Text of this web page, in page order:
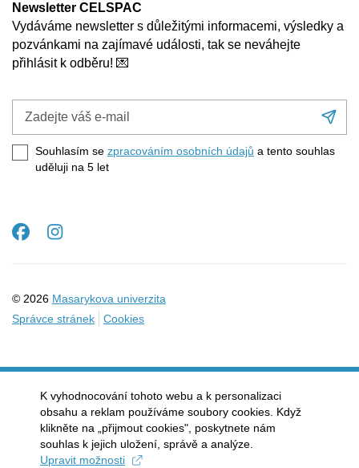
Newsletter CELSPAC
Vydáváme newsletter s důležitými informacemi, výsledky a
pozvánkami na zajímavé události, tak se neváhejte
přihlásit k odběru! 💌
e-
mail
Souhlasím se zpracováním osobních údajů a tento souhlas
uděluji na 5 let
© 2026 Masarykova univerzita
Správce stránek
Cookies
Facebook
Instagram
K vyhodnocování tohoto webu a k personalizaci
obsahu a reklam používáme soubory cookies. Když
klikněte na „přijmout cookies", poskytnete nám
souhlas k jejich uložení, správě a analýze.
Upravit možnosti